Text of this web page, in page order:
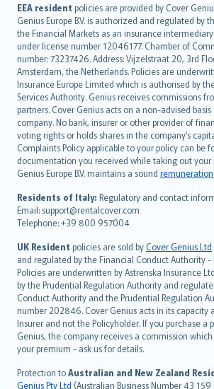
EEA resident policies are provided by Cover
Genius Europe B.V. is authorized and regulated by
the Financial Markets as an insurance
under license number 12046177. Chamber of
number: 73237426. Address: Vijzelstraat 20, 3rd
Amsterdam, the Netherlands. Policies are
Insurance Europe Limited which is authorised by
Services Authority. Genius receives commissions
partners. Cover Genius acts on a non-advised
company. No bank, insurer or other provider of
voting rights or holds shares in the company’s
Complaints Policy applicable to your policy can be
documentation you received while taking out your
Genius Europe B.V. maintains a sound
Residents of Italy: Regulatory and contact
Email: support@rentalcover.com
Telephone: +39 800 957004
UK Resident policies are sold byCover Genius Ltd
and regulated by the Financial Conduct Authority -
Policies are underwritten by Astrenska Insurance
by the Prudential Regulation Authority and
Conduct Authority and the Prudential Regulation
number 202846. Cover Genius acts in its capacity
Insurer and not the Policyholder. If you purchase a
Genius, the company receives a commission
your premium - ask us for details.
Protection toAustralian and New Zealand
Genius Pty Ltd (Australian Business Number 43
English (UK)
English (US)
Deutsch
français
Nederlands
español
italiano
简体中文
繁體中文
Português
polski
עברית
Português
svenska
日本語
한국어
dansk
norsk
suomi
العربيّة
Türkçe
česky
Русский